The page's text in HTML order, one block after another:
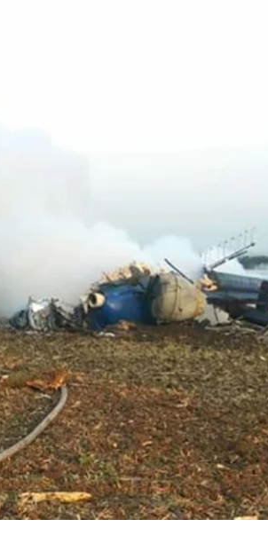
17 июля упал в поле
утром 17 июля. Вертолет
пожар. Правоохранители
и инцидентов с